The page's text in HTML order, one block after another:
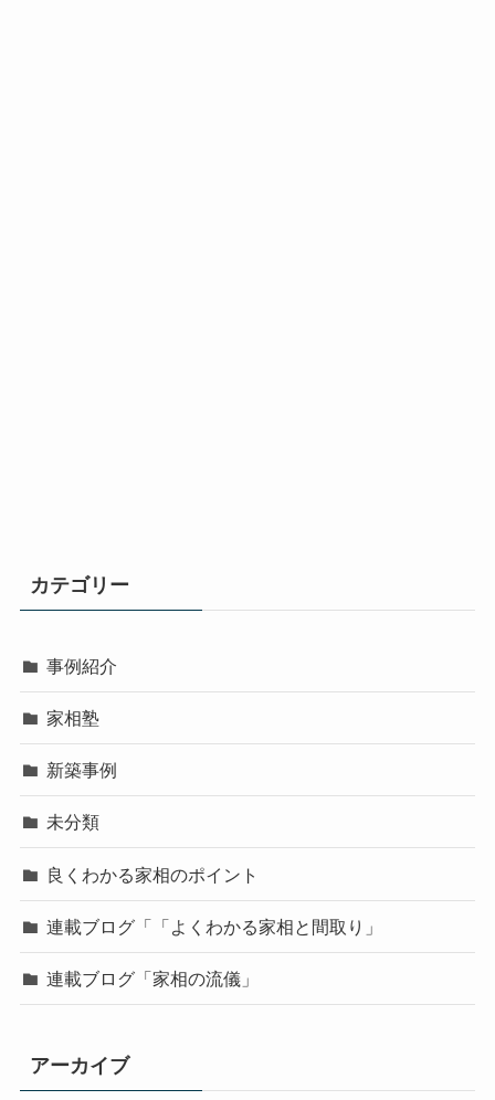
カテゴリー
事例紹介
家相塾
新築事例
未分類
良くわかる家相のポイント
連載ブログ「「よくわかる家相と間取り」
連載ブログ「家相の流儀」
アーカイブ